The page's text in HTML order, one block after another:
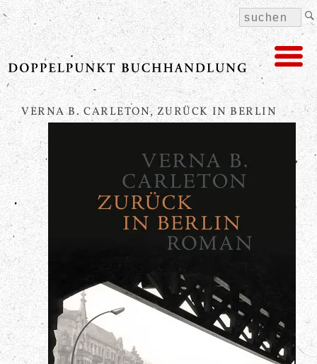
VERNA B. CARLETON, ZURÜCK IN BERLIN